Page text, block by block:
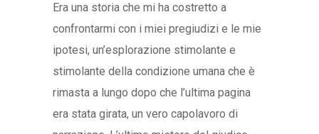
Era una storia che mi ha costretto a
confrontarmi con i miei pregiudizi e le mie
ipotesi, un’esplorazione stimolante e
stimolante della condizione umana che è
rimasta a lungo dopo che l’ultima pagina
era stata girata, un vero capolavoro di